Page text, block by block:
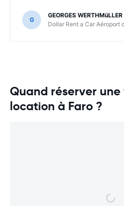
G
GEORGES WERTHMüLLER
Dollar Rent a Car Aéroport
Quand réserver
location à Faro ?